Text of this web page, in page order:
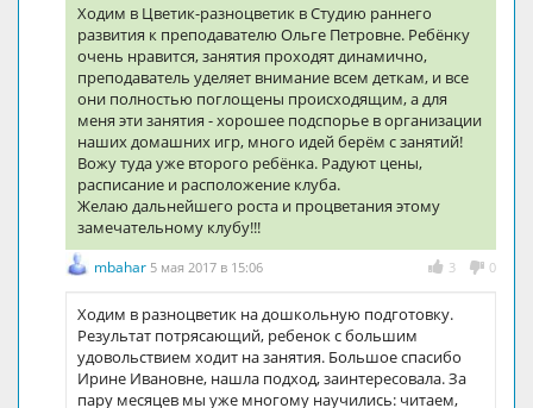
Ходим в Цветик-разноцветик в Студию раннего
развития к преподавателю Ольге Петровне. Ребёнку
очень нравится, занятия проходят динамично,
преподаватель уделяет внимание всем деткам, и все
они полностью поглощены происходящим, а для
меня эти занятия - хорошее подспорье в организации
наших домашних игр, много идей берём с занятий!
Вожу туда уже второго ребёнка. Радуют цены,
расписание и расположение клуба.
Желаю дальнейшего роста и процветания этому
замечательному клубу!!!
3 0
mbahar 5 мая 2017 в 15:06
Ходим в разноцветик на дошкольную подготовку.
Результат потрясающий, ребенок с большим
удовольствием ходит на занятия. Большое спасибо
Ирине Ивановне, нашла подход, заинтересовала. За
пару месяцев мы уже многому научились: читаем,